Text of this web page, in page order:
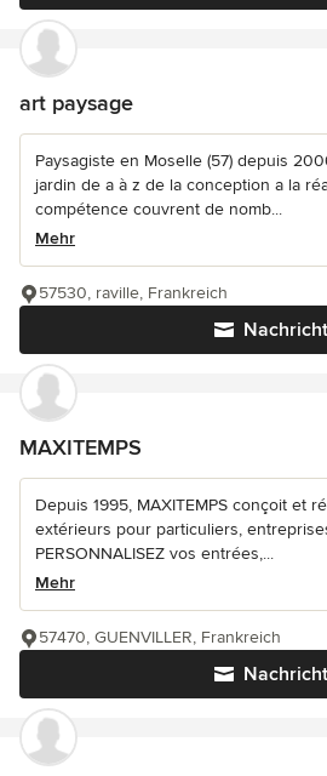
art paysage
Paysagiste en Moselle (57) depuis
jardin de a à z de la conception a la
compétence couvrent de nomb...
Mehr
Nachricht
57530, raville, Frankreich
MAXITEMPS
Depuis 1995, MAXITEMPS conçoit et
extérieurs pour particuliers,
PERSONNALISEZ vos entrées,...
Mehr
Nachricht
57470, GUENVILLER, Frankreich